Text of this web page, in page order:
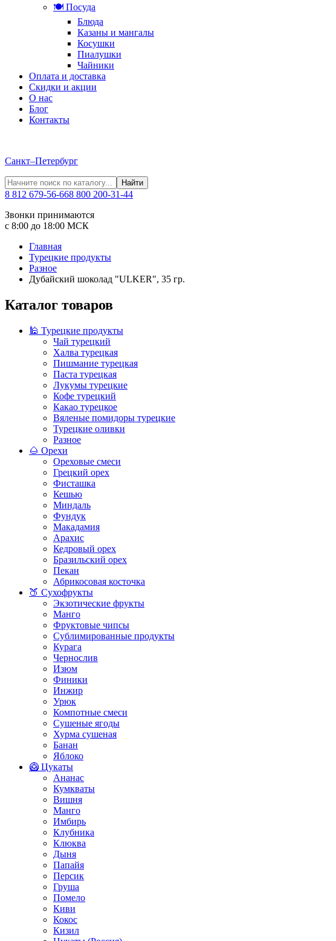
🍽️ Посуда
Блюда
Казаны и мангалы
Косушки
Пиалушки
Чайники
Оплата и доставка
Скидки и акции
О нас
Блог
Контакты
Санкт–Петербург
Найти
8 812 679-56-668 800 200-31-44
Звонки принимаются
с 8:00 до 18:00 МСК
Главная
Турецкие продукты
Разное
Дубайский шоколад "ULKER", 35 гр.
Каталог товаров
🕌 Турецкие продукты
Чай турецкий
Халва турецкая
Пишмание турецкая
Паста турецкая
Лукумы турецкие
Кофе турецкий
Какао турецкое
Вяленые помидоры турецкие
Турецкие оливки
Разное
🌰 Орехи
Ореховые смеси
Грецкий орех
Фисташка
Кешью
Миндаль
Фундук
Макадамия
Арахис
Кедровый орех
Бразильский орех
Пекан
Абрикосовая косточка
🍑 Сухофрукты
Экзотические фрукты
Манго
Фруктовые чипсы
Сублимированные продукты
Курага
Чернослив
Изюм
Финики
Инжир
Урюк
Компотные смеси
Сушеные ягоды
Хурма сушеная
Банан
Яблоко
🥝 Цукаты
Ананас
Кумкваты
Вишня
Манго
Имбирь
Клубника
Клюква
Дыня
Папайя
Персик
Груша
Помело
Киви
Кокос
Кизил